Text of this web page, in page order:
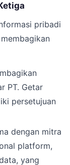
pribadi
PT. Getar
persetujuan
dengan mitra
platform,
yang